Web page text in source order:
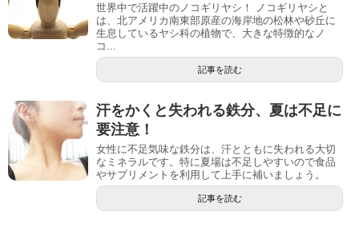
世界中で活躍中のノコギリヤシ！ ノコギリヤシと
は、北アメリカ南東部原産の海岸地の松林や砂丘に
生息しているヤシ科の植物で、大きな特徴的なノ
コ...
記事を読む
汗をかくと失われる鉄分、夏は不足に
要注意！
女性に不足気味な鉄分は、汗とともに失われる大切
なミネラルです。特に夏場は不足しやすいので食品
やサプリメントを利用して上手に補いましょう。
記事を読む